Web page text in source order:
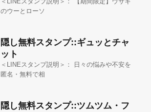
のウーとローソ
隠し無料スタンプ::ギュッとチャ
ット
＜LINEスタンプ説明＞： 日々の悩みや不安を
匿名・無料で相
隠し無料スタンプ::ツムツム・フ